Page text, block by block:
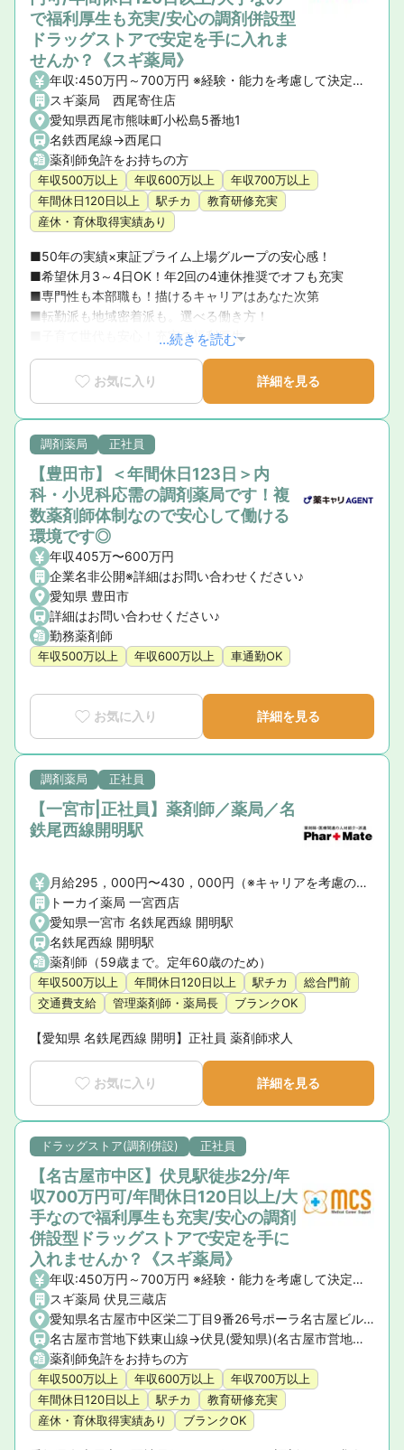
で福利厚生も充実/安心の調剤併設型
ドラッグストアで安定を手に入れま
せんか？《スギ薬局》
年収:450万円～700万円 ※経験・能力を考慮して決定いたします。 【昇給】年1回 【賞与】年2回(7月・12月)、業績賞与:年1回(業績連動型) 【諸手当】資格手当、時間外手当、通勤手当、子ども手当等
スギ薬局 西尾寄住店
愛知県西尾市熊味町小松島5番地1
名鉄西尾線->西尾口
薬剤師免許をお持ちの方
年収500万以上 年収600万以上
年収700万以上
年間休日120日以上
駅チカ
教育研修充実
産休・育休取得実績あり
■50年の実績×東証プライム上場グループの安心感！
■希望休月3～4日OK！年2回の4連休推奨でオフも充実
■専門性も本部職も！描けるキャリアはあなた次第
■転勤派も地域密着派も。選べる働き方！
■子育て世代も安心！充実の福利厚生
...続きを読む
お気に入り 詳細を見る
調剤薬局 正社員
【豊田市】＜年間休日123日＞内
科・小児科応需の調剤薬局です！複
数薬剤師体制なので安心して働ける
環境です◎
年収405万〜600万円
企業名非公開※詳細はお問い合わせください♪
愛知県 豊田市
詳細はお問い合わせください♪
勤務薬剤師
年収500万以上 年収600万以上 車通勤OK
お気に入り 詳細を見る
調剤薬局 正社員
【一宮市|正社員】薬剤師／薬局／名
鉄尾西線開明駅
月給295，000円〜430，000円（※キャリアを考慮の上決定します）
トーカイ薬局 一宮西店
愛知県一宮市 名鉄尾西線 開明駅
名鉄尾西線 開明駅
薬剤師（59歳まで。定年60歳のため）
年収500万以上 年間休日120日以上 駅チカ
総合門前
交通費支給
管理薬剤師・薬局長 ブランクOK
【愛知県 名鉄尾西線 開明】正社員 薬剤師求人
お気に入り 詳細を見る
ドラッグストア(調剤併設) 正社員
【名古屋市中区】伏見駅徒歩2分/年
収700万円可/年間休日120日以上/大
手なので福利厚生も充実/安心の調剤
併設型ドラッグストアで安定を手に
入れませんか？《スギ薬局》
年収:450万円～700万円 ※経験・能力を考慮して決定いたします。 【昇給】年1回 【賞与】年2回(7月・12月)、業績賞与:年1回(業績連動型) 【諸手当】資格手当、時間外手当、通勤手当、子ども手当等
スギ薬局 伏見三蔵店
愛知県名古屋市中区栄二丁目9番26号ポーラ名古屋ビル1階
名古屋市営地下鉄東山線->伏見(愛知県)(名古屋市営地下鉄東山線),名古屋市営地下鉄鶴舞線->伏見(愛知県)(名古屋市営地下鉄鶴舞線)
薬剤師免許をお持ちの方
年収500万以上 年収600万以上
年収700万以上
年間休日120日以上
駅チカ
教育研修充実
産休・育休取得実績あり
ブランクOK